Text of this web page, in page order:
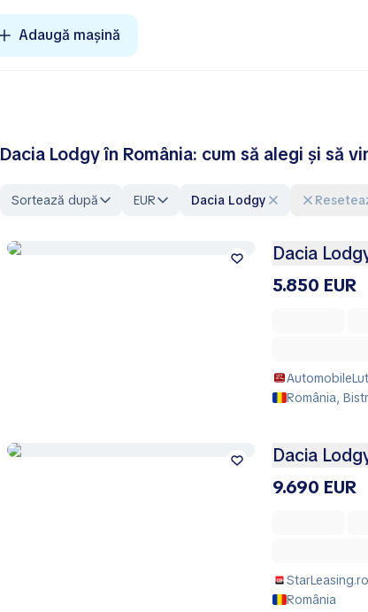
Adaugă mașină
Dacia Lodgy în România: cum să alegi și să
Sortează după EUR Dacia Lodgy
Dacia
5.850 EUR
România,
Dacia
9.690 EUR
StarLeasing.ro
România